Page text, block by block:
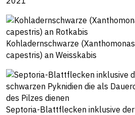
Kohladernschwarze (Xanthomonas
capestris) an Weisskabis
Septoria-Blattflecken inklusive der